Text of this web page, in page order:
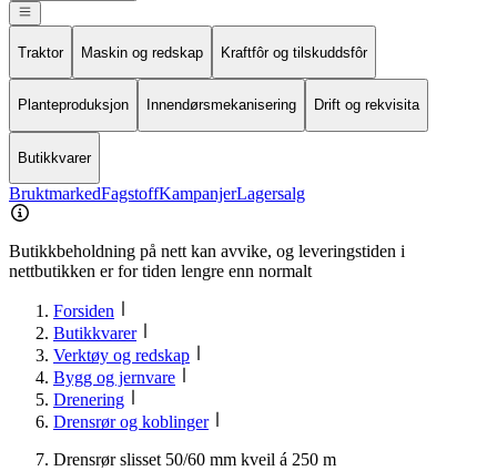
Traktor Maskin og redskap Kraftfôr og tilskuddsfôr
Planteproduksjon Innendørsmekanisering Drift og rekvisita
Butikkvarer
BruktmarkedFagstoffKampanjerLagersalg
Butikkbeholdning på nett kan avvike, og leveringstiden i
nettbutikken er for tiden lengre enn normalt
Forsiden
Butikkvarer
Verktøy og redskap
Bygg og jernvare
Drenering
Drensrør og koblinger
Drensrør slisset 50/60 mm kveil á 250 m